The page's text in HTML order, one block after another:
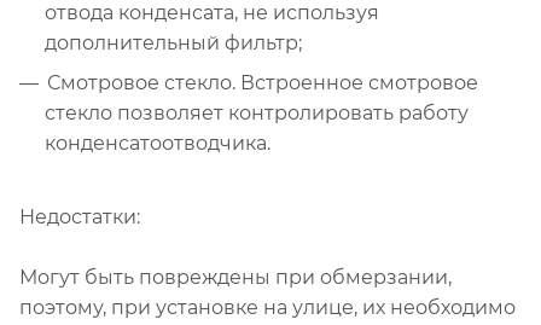
отвода конденсата, не используя
дополнительный фильтр;
Смотровое стекло. Встроенное смотровое
стекло позволяет контролировать работу
конденсатоотводчика.
Недостатки:
Могут быть повреждены при обмерзании,
поэтому, при установке на улице, их необходимо